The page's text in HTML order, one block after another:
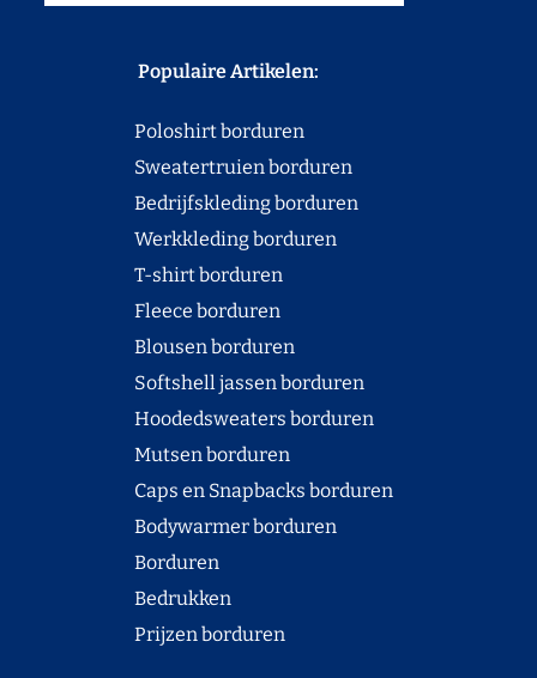
Populaire Artikelen:
Poloshirt borduren
Sweatertruien borduren
Bedrijfskleding borduren
Werkkleding borduren
T-shirt borduren
Fleece borduren
Blousen borduren
Softshell jassen borduren
Hoodedsweaters borduren
Mutsen borduren
Caps en Snapbacks borduren
Bodywarmer borduren
Borduren
Bedrukken
Prijzen borduren